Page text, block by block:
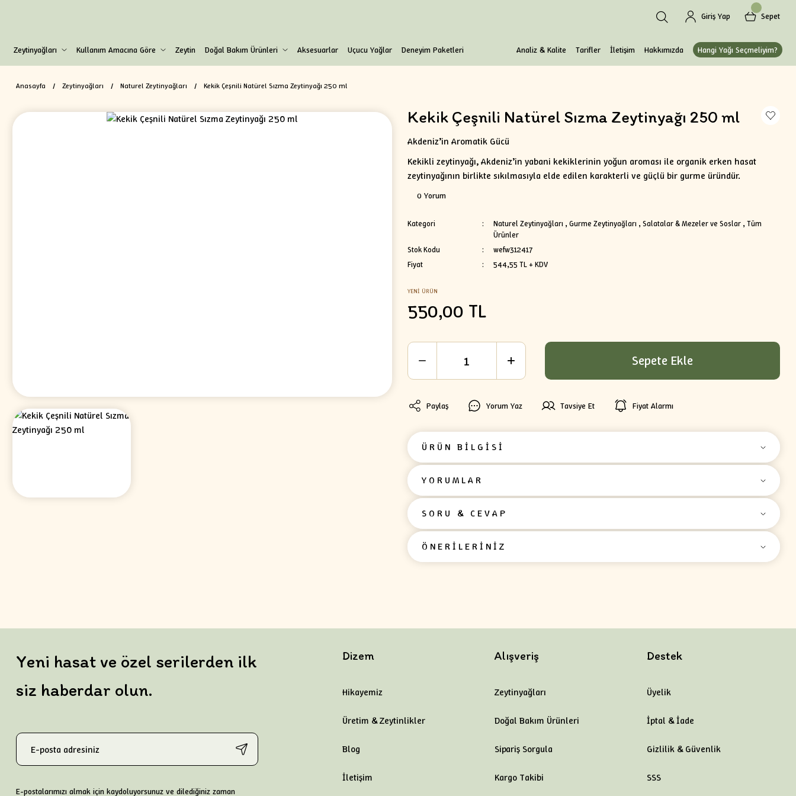
Giriş Yap Sepet
Zeytinyağları Kullanım Amacına Göre Zeytin Doğal Bakım Ürünleri Aksesuarlar Uçucu Yağlar Deneyim Paketleri Analiz & Kalite Tarifler İletişim Hakkımızda Hangi Yağı Seçmeliyim?
Anasayfa Zeytinyağları Naturel Zeytinyağları Kekik Çeşnili Natürel Sızma Zeytinyağı 250 ml
Kekik Çeşnili Natürel Sızma Zeytinyağı 250 ml
Akdeniz’in Aromatik Gücü
Kekikli zeytinyağı, Akdeniz’in yabani kekiklerinin yoğun aroması ile organik erken hasat
zeytinyağının birlikte sıkılmasıyla elde edilen karakterli ve güçlü bir gurme üründür.
0 Yorum
Kategori Naturel Zeytinyağları , Gurme Zeytinyağları , Salatalar & Mezeler ve Soslar , Tüm
Ürünler
Stok Kodu
wefw312417
Fiyat
544,55 TL + KDV
YENİ ÜRÜN
550,00 TL
Sepete Ekle
Paylaş Yorum Yaz Tavsiye Et Fiyat Alarmı
ÜRÜN BİLGİSİ
YORUMLAR
SORU & CEVAP
ÖNERİLERİNİZ
Yeni hasat ve özel serilerden ilk
siz haberdar olun.
E-postalarımızı almak için kaydoluyorsunuz ve dilediğiniz zaman
Dizem
Hikayemiz
Üretim & Zeytinlikler
Blog
İletişim
Alışveriş
Zeytinyağları
Doğal Bakım Ürünleri
Sipariş Sorgula
Kargo Takibi
Destek
Üyelik
İptal & İade
Gizlilik & Güvenlik
SSS